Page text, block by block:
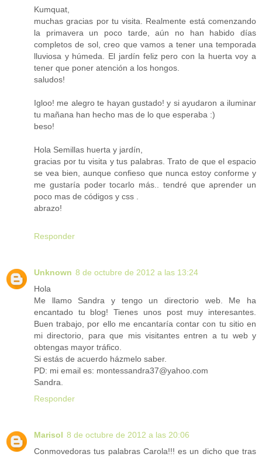
Kumquat,
muchas gracias por tu visita. Realmente está comenzando
la primavera un poco tarde, aún no han habido días
completos de sol, creo que vamos a tener una temporada
lluviosa y húmeda. El jardín feliz pero con la huerta voy a
tener que poner atención a los hongos.
saludos!
Igloo! me alegro te hayan gustado! y si ayudaron a iluminar
tu mañana han hecho mas de lo que esperaba :)
beso!
Hola Semillas huerta y jardín,
gracias por tu visita y tus palabras. Trato de que el espacio
se vea bien, aunque confieso que nunca estoy conforme y
me gustaría poder tocarlo más.. tendré que aprender un
poco mas de códigos y css .
abrazo!
Responder
Unknown 8 de octubre de 2012 a las 13:24
Hola
Me llamo Sandra y tengo un directorio web. Me ha
encantado tu blog! Tienes unos post muy interesantes.
Buen trabajo, por ello me encantaría contar con tu sitio en
mi directorio, para que mis visitantes entren a tu web y
obtengas mayor tráfico.
Si estás de acuerdo házmelo saber.
PD: mi email es: montessandra37@yahoo.com
Sandra.
Responder
Marisol 8 de octubre de 2012 a las 20:06
Conmovedoras tus palabras Carola!!! es un dicho que tras